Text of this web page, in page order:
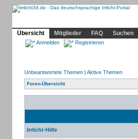
Übersicht
Mitglieder FAQ Suchen
Anmelden Registrieren
Unbeantwortete Themen| Aktive Themen
Foren-Übersicht
Irrlicht-Hilfe